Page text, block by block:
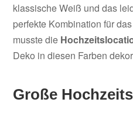
klassische Weiß und das
perfekte Kombination für
musste die
Deko in diesen Farben
Große